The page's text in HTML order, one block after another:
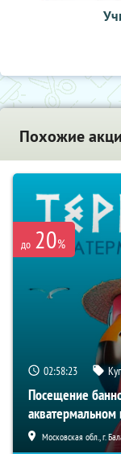
Похожие
до 20%
02:58:21
Посещение
Московская обл., г.